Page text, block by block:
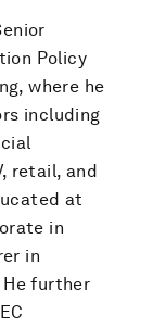
Policy
where he
including
retail, and
at
in
in
He further